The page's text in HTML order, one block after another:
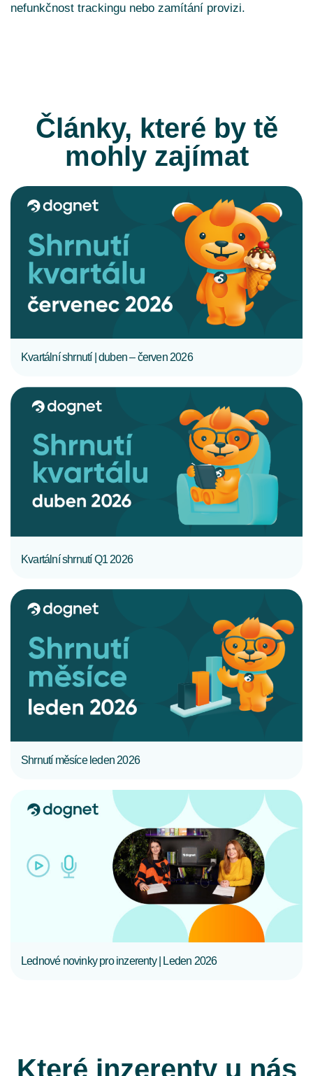
nefunkčnost trackingu nebo zamítání provizi.
Články, které by tě
mohly zajímat
Kvartální shrnutí | duben – červen 2026
Kvartální shrnutí Q1 2026
Shrnutí měsíce leden 2026
CELÝ ČLÁNEK
Lednové novinky pro inzerenty | Leden 2026
Které inzerenty u nás